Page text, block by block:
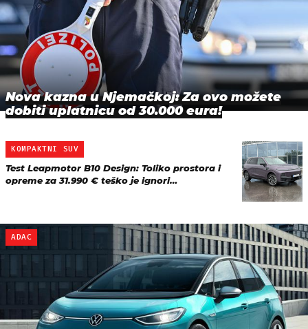
Nova kazna u Njemačkoj: Za ovo možete
dobiti uplatnicu od 30.000 eura!
KOMPAKTNI SUV
Test Leapmotor B10 Design: Toliko prostora i
opreme za 31.990 € teško je ignori…
ADAC